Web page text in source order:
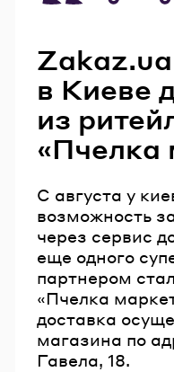
в Киеве
из
«Пчелка
С августа у
возможность
через сервис
еще одного
партнером
«Пчелка
доставка
магазина по
Гавела, 18.